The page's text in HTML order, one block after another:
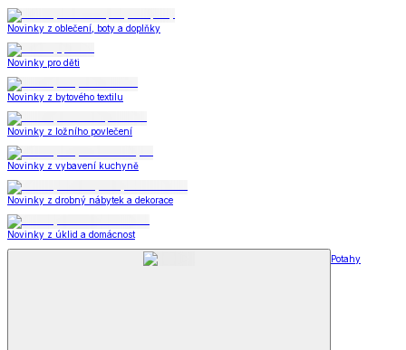
Novinky z oblečení, boty a doplňky
Novinky pro děti
Novinky z bytového textilu
Novinky z ložního povlečení
Novinky z vybavení kuchyně
Novinky z drobný nábytek a dekorace
Novinky z úklid a domácnost
Potahy